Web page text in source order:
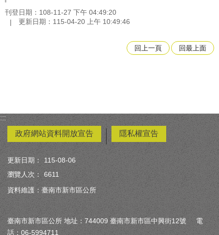
刊登日期：108-11-27 下午 04:49:20
更新日期：115-04-20 上午 10:49:46
回上一頁 回最上面
:::
政府網站資料開放宣告
隱私權宣告
更新日期：
115-08-06
瀏覽人次：
6611
資料維護：臺南市新市區公所
臺南市新市區公所 地址：744009 臺南市新市區中興街12號 電
話：06-5994711